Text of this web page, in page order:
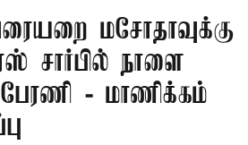
மசோதாவுக்கு
சார்பில் நாளை
பேரணி - மாணிக்கம்